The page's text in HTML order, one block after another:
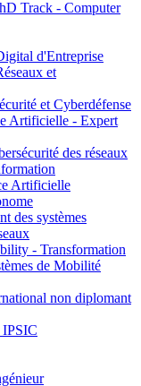
Track - Computer
d'Entreprise
et
et Cyberdéfense
Artificielle - Expert
des réseaux
Artificielle
des systèmes
- Transformation
de Mobilité
non diplomant